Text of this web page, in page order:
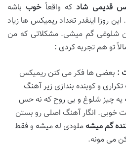
قدیمی شاد که واقعاًخوب باشه
روزا اینقدر تعداد ریمیکس ها زیاد
شلوغی گم میشی. مشکلاتی که من
تو هم تجربه کردی :
: بعضی ها فکر می کنن ریمیکس
و کوبنده بندازی زیر آهنگ
چیز شلوغ و بی روح که نه حس
خوبی. انگار آهنگ اصلی رو بستن
گم میشه ملودی له میشه و فقط
می مونه.